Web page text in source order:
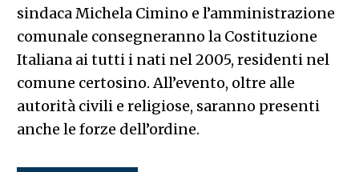
sindaca Michela Cimino e l’amministrazione
comunale consegneranno la Costituzione
Italiana ai tutti i nati nel 2005, residenti nel
comune certosino. All’evento, oltre alle
autorità civili e religiose, saranno presenti
anche le forze dell’ordine.